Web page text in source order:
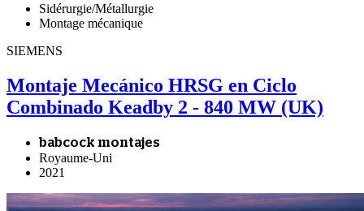
Sidérurgie/Métallurgie
Montage mécanique
SIEMENS
Montaje Mecánico HRSG en Ciclo
Combinado Keadby 2 - 840 MW (UK)
babcock montajes
Royaume-Uni
2021